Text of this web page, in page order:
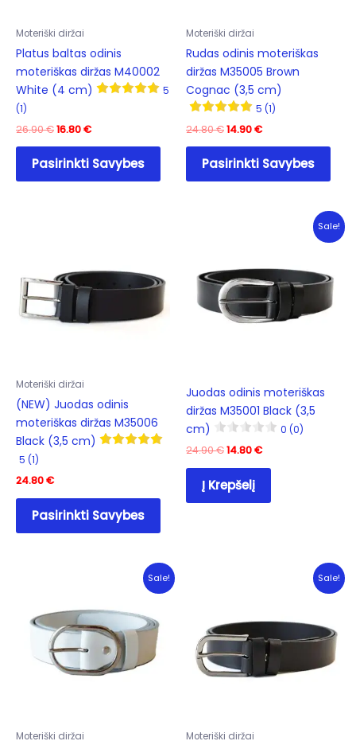
Moteriški diržai
Platus baltas odinis
moteriškas diržas M40002
White (4 cm)
5
(1)
26.90€Original
26.90 €.
16.80€Current
16.80 €.
Pasirinkti Savybes
This
product
has
may
be
chosen
Moteriški diržai
Rudas odinis moteriškas
diržas M35005 Brown
Cognac (3,5 cm)
5 (1)
24.80€Original
24.80 €.
14.90€Current
14.90 €.
Pasirinkti Savybes
This
has
The
may
be
Moteriški diržai
(NEW) Juodas odinis
moteriškas diržas M35006
Black (3,5 cm)
5 (1)
24.80€
Pasirinkti Savybes
This
has
variants.
The
chosen
Sale!
Juodas odinis moteriškas
diržas M35001 Black (3,5
cm)
0 (0)
24.90€Original
24.90 €.
14.80€Current
Į Krepšelį
Sale!
Moteriški diržai
Sale!
Moteriški diržai